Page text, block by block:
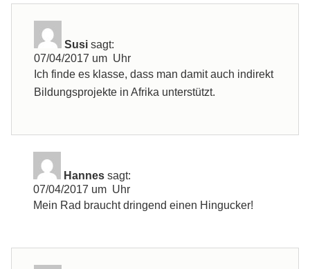
Susi sagt:
07/04/2017 um Uhr
Ich finde es klasse, dass man damit auch indirekt
Bildungsprojekte in Afrika unterstützt.
Hannes sagt:
07/04/2017 um Uhr
Mein Rad braucht dringend einen Hingucker!